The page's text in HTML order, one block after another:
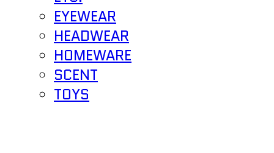
EYEWEAR
HEADWEAR
HOMEWARE
SCENT
TOYS